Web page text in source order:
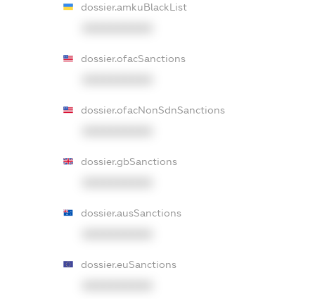
dossier.amkuBlackList
dossier.ofacSanctions
dossier.ofacNonSdnSanctions
dossier.gbSanctions
dossier.ausSanctions
dossier.euSanctions